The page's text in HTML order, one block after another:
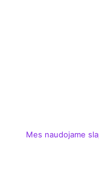
Mes naudojame